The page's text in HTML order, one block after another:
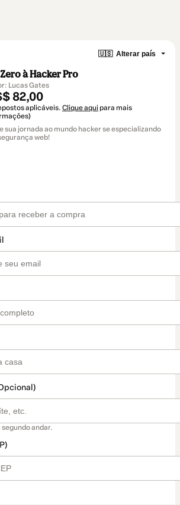
🇺🇸 Alterar país
à Hacker Pro
Lucas Gates
82,00
aplicáveis. Clique aqui para mais
sua jornada ao mundo hacker se especializando
web!
andar.